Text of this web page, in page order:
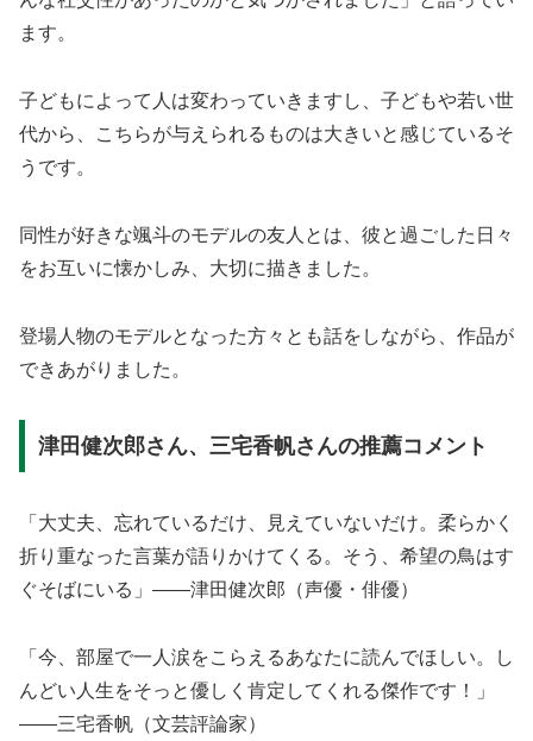
ます。
子どもによって人は変わっていきますし、子どもや若い世
代から、こちらが与えられるものは大きいと感じているそ
うです。
同性が好きな颯斗のモデルの友人とは、彼と過ごした日々
をお互いに懐かしみ、大切に描きました。
登場人物のモデルとなった方々とも話をしながら、作品が
できあがりました。
津田健次郎さん、三宅香帆さんの推薦コメント
「大丈夫、忘れているだけ、見えていないだけ。柔らかく
折り重なった言葉が語りかけてくる。そう、希望の鳥はす
ぐそばにいる」――津田健次郎（声優・俳優）
「今、部屋で一人涙をこらえるあなたに読んでほしい。し
んどい人生をそっと優しく肯定してくれる傑作です！」
――三宅香帆（文芸評論家）